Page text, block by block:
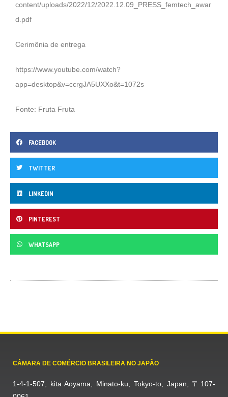
content/uploads/2022/12/2022.12.09_PRESS_femtech_awar
d.pdf
Cerimônia de entrega
https://www.youtube.com/watch?
app=desktop&v=ccrgJA5UXXo&t=1072s
Fonte: Fruta Fruta
FACEBOOK
TWITTER
LINKEDIN
PINTEREST
WHATSAPP
CÂMARA DE COMÉRCIO BRASILEIRA NO JAPÃO
1-4-1-507, kita Aoyama, Minato-ku, Tokyo-to, Japan, 〒107-